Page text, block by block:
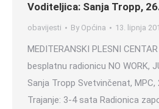
Voditeljica: Sanja Tropp,
obavijesti By Općina 13. lipnja
MEDITERANSKI PLESNI
besplatnu radionicu NO WORK,
Sanja Tropp Svetvinčenat, MPC,
Trajanje: 3-4 sata Radionica